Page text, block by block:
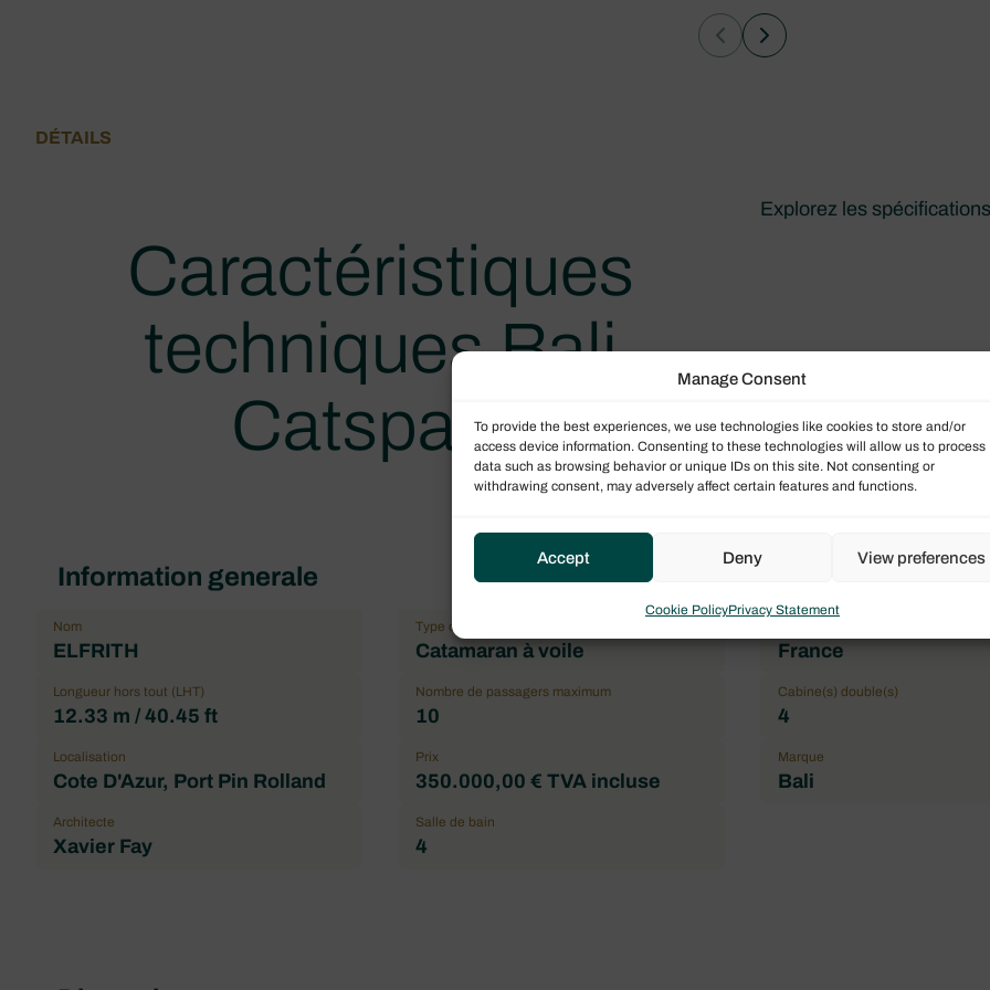
Manage Consent
To provide the best experiences, we use technologies like cookies to store and/or
access device information. Consenting to these technologies will allow us to process
data such as browsing behavior or unique IDs on this site. Not consenting or
withdrawing consent, may adversely affect certain features and functions.
Accept Deny View preferences
Cookie PolicyPrivacy Statement
DÉTAILS
Caractéristiques
techniques Bali
Catspace
Explorez les
Information generale
Nom
ELFRITH
Type de bateau
Catamaran à voile France
Longueur hors tout (LHT)
12.33 m / 40.45 ft
Nombre de passagers maximum
10
Cabine(s) double(s)
4
Localisation
Cote D'Azur, Port Pin Rolland
Prix
350.000,00 € TVA incluse
Marque
Bali
Architecte
Xavier Fay
Salle de bain
4